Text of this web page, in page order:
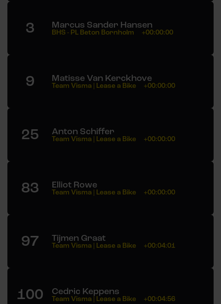
3 Marcus Sander Hansen
BHS - PL Beton Bornholm +00:00:00
9 Matisse Van Kerckhove
Team Visma | Lease a Bike +00:00:00
25 Anton Schiffer
Team Visma | Lease a Bike +00:00:00
83 Elliot Rowe
Team Visma | Lease a Bike +00:00:00
97 Tijmen Graat
Team Visma | Lease a Bike +00:04:01
100 Cedric Keppens
Team Visma | Lease a Bike +00:04:56